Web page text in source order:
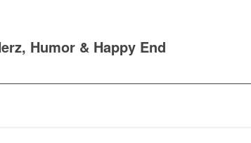
Humor & Happy End